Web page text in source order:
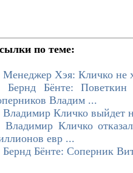
по теме:
Менеджер Хэя: Кличко не
Бернд Бёнте:
Владим ...
Владимир Кличко выйдет
Владимир Кличко
евр ...
Бернд Бёнте: Соперник